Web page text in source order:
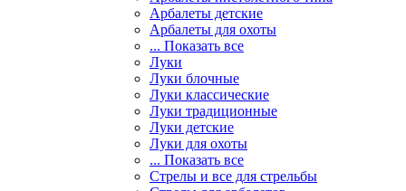
Арбалеты детские
Арбалеты для охоты
... Показать все
Луки
Луки блочные
Луки классические
Луки традиционные
Луки детские
Луки для охоты
... Показать все
Стрелы и все для стрельбы